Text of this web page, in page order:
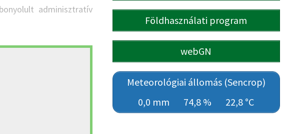
adminisztratív
Földhasználati program
webGN
Meteorológiai állomás (Sencrop)
0,0 mm
74,8 % 22,8 °C